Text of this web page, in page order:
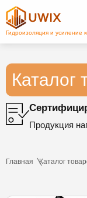
Каталог
Продукция
Главная Каталог